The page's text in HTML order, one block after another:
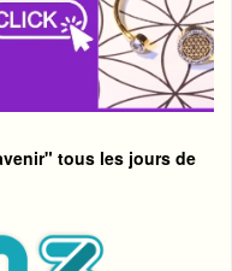
tous les jours de